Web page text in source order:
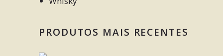
PRODUTOS MAIS RECENTES